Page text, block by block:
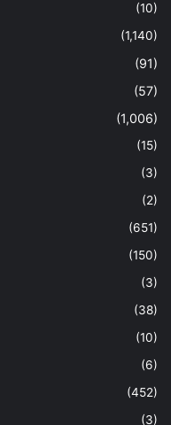
(10)
(1,140)
(91)
(57)
(1,006)
(15)
(3)
(2)
(651)
(150)
(3)
(38)
(10)
(6)
(452)
(3)